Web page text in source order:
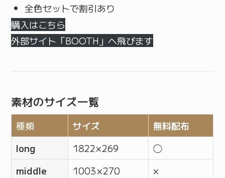
全色セットで割引あり
購入はこちら
外部サイト「BOOTH」へ飛びます
素材のサイズ一覧
種類 サイズ
無料配布
long
1822 × 269
◯
middle
1003 × 270
×